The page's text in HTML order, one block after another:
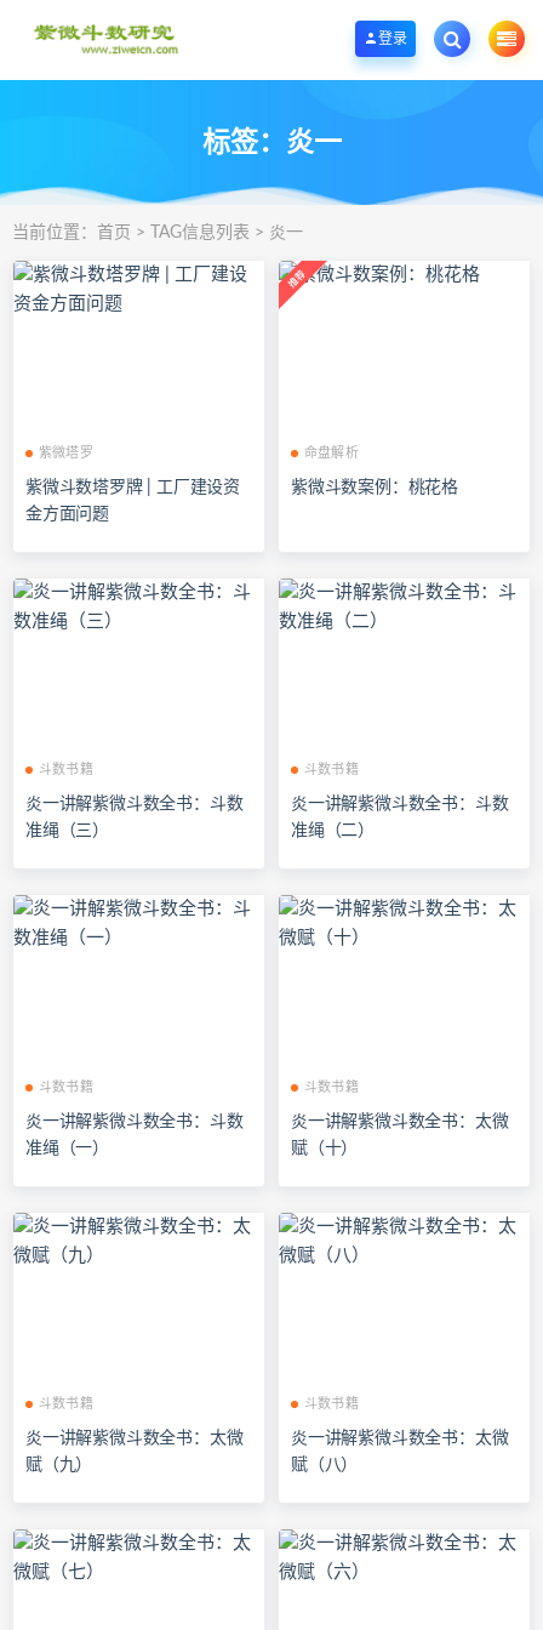
欢迎您光临紫微斗数学堂，一个优质的紫微斗数研究学习基地。
登录
标签：炎一
当前位置： 首页 > TAG信息列表 > 炎一
紫微塔罗
紫微斗数塔罗牌 | 工厂建设资
金方面问题
命盘解析
紫微斗数案例：桃花格
斗数书籍
炎一讲解紫微斗数全书：斗数
准绳（三）
斗数书籍
炎一讲解紫微斗数全书：斗数
准绳（二）
斗数书籍
炎一讲解紫微斗数全书：斗数
准绳（一）
斗数书籍
炎一讲解紫微斗数全书：太微
赋（十）
斗数书籍
炎一讲解紫微斗数全书：太微
赋（九）
斗数书籍
炎一讲解紫微斗数全书：太微
赋（八）